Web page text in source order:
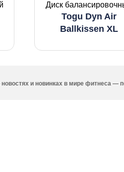
Диск
Togu Dyn Air
Ballkissen XL
новостях и новинках в мире фитнеса —